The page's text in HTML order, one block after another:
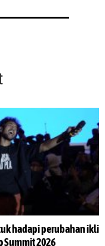
perubahan iklim di
2026